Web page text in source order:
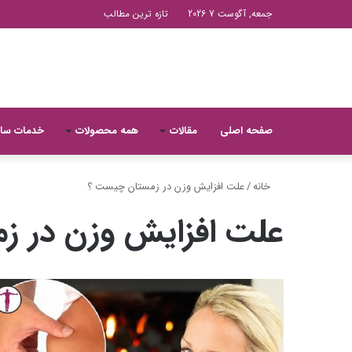
جمعه, آگوست 7 2026 تازه ترین مطالب
صفحه اصلی مقالات همه محصولات خدمات
خانه/علت افزایش وزن در زمستان چیست ؟
علت افزایش وزن